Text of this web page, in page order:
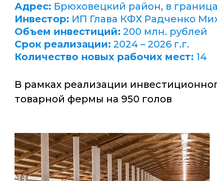
Адрес: Брюховецкий район, в
Инвестор: ИП Глава КФХ Радченко
Объем инвестиций: 200 млн. рублей
Срок реализации: 2024 – 2026 г.г.
Количество новых рабочих мест: 14
В рамках реализации
товарной фермы на 950 голов